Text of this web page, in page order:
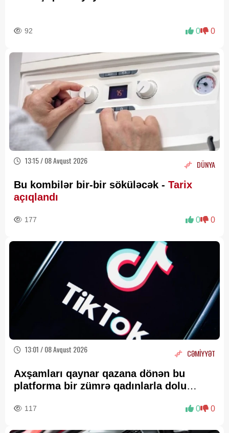
92 0 0
13:15 / 08 Avqust 2026 DÜNYA
Bu kombilər bir-bir söküləcək - Tarix
açıqlandı
177 0 0
13:01 / 08 Avqust 2026 CƏMİYYƏT
Axşamları qaynar qazana dönən bu
platforma bir zümrə qadınlarla dolu
117 0 0